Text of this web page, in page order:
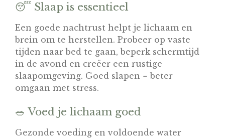
😴 Slaap is essentieel
Een goede nachtrust helpt je lichaam en
brein om te herstellen. Probeer op vaste
tijden naar bed te gaan, beperk schermtijd
in de avond en creëer een rustige
slaapomgeving. Goed slapen = beter
omgaan met stress.
🥗 Voed je lichaam goed
Gezonde voeding en voldoende water